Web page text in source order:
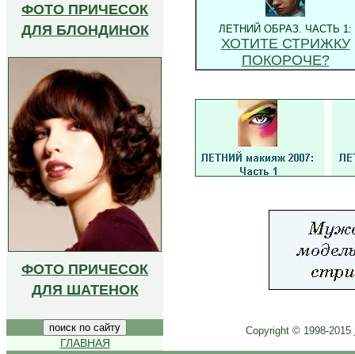
ФОТО ПРИЧЕСОК
ДЛЯ БЛОНДИНОК
ФОТО ПРИЧЕСОК
ДЛЯ ШАТЕНОК
ГЛАВНАЯ
ЛЕТНИЙ ОБРАЗ. ЧАСТЬ 1:
ХОТИТЕ СТРИЖКУ
ПОКОРОЧЕ?
Copyright © 1998-2015